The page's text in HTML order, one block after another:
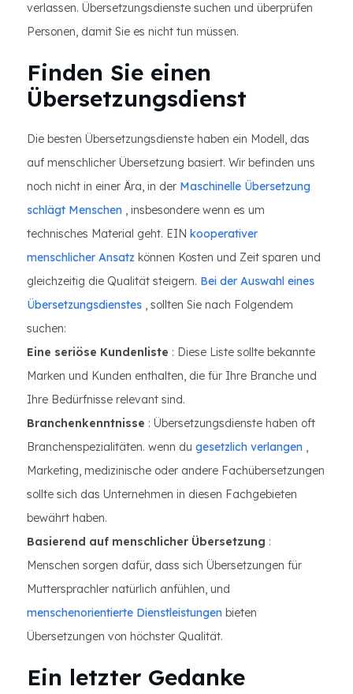
verlassen. Übersetzungsdienste suchen und überprüfen
Personen, damit Sie es nicht tun müssen.
Finden Sie einen
Übersetzungsdienst
Die besten Übersetzungsdienste haben ein Modell, das
auf menschlicher Übersetzung basiert. Wir befinden uns
noch nicht in einer Ära, in der Maschinelle Übersetzung
schlägt Menschen , insbesondere wenn es um
technisches Material geht. EIN kooperativer
menschlicher Ansatz können Kosten und Zeit sparen und
gleichzeitig die Qualität steigern. Bei der Auswahl eines
Übersetzungsdienstes , sollten Sie nach Folgendem
suchen:
Eine seriöse Kundenliste : Diese Liste sollte bekannte
Marken und Kunden enthalten, die für Ihre Branche und
Ihre Bedürfnisse relevant sind.
Branchenkenntnisse : Übersetzungsdienste haben oft
Branchenspezialitäten. wenn du gesetzlich verlangen ,
Marketing, medizinische oder andere Fachübersetzungen
sollte sich das Unternehmen in diesen Fachgebieten
bewährt haben.
Basierend auf menschlicher Übersetzung :
Menschen sorgen dafür, dass sich Übersetzungen für
Muttersprachler natürlich anfühlen, und
menschenorientierte Dienstleistungen bieten
Übersetzungen von höchster Qualität.
Ein letzter Gedanke